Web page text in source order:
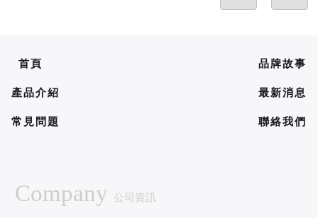
首頁 品牌故事
產品介紹 最新消息
常見問題 聯絡我們
Company公司資訊